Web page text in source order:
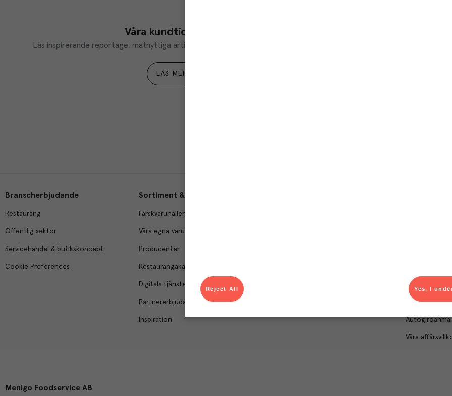
Våra kundtidningar
Läs inspirerande reportage, matnyttiga artiklar och ta del av aktuella kampanjer.
LÄS MER
Du som är Menigo-
Branscherbjudande
Restaurang
Offentlig sektor
Servicehandel & butikskoncept
Cookie Preferences
Sortiment & tjänster
Färskvaruhallen
Våra egna varumärken
Producenter
Restaurangakademien
Digitala tjänster
Partnererbjudanden
Inspiration
För dig som
Produktlarm
Våra
Menigo Foodservice AB
Yes, I
Reject All